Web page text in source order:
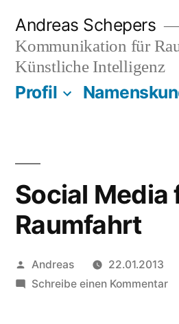
Inhalt
springen
Andreas Schepers
Kommunikation für
Künstliche Intelligenz
Profil
Social Media
Raumfahrt
Veröffentlicht
von
Andreas
22.01.2013
Schreibe einen Kommentarzu